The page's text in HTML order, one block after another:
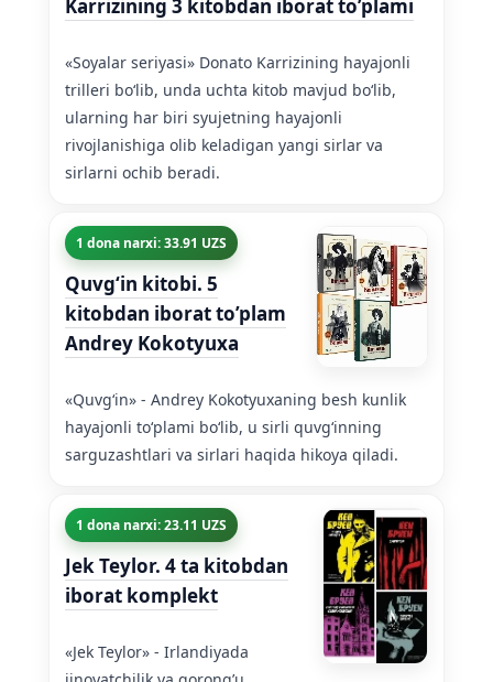
Karrizining 3 kitobdan iborat to’plami
«Soyalar seriyasi» Donato Karrizining hayajonli
trilleri boʻlib, unda uchta kitob mavjud boʻlib,
ularning har biri syujetning hayajonli
rivojlanishiga olib keladigan yangi sirlar va
sirlarni ochib beradi.
1 dona narxi: 33.91 UZS
Quvgʻin kitobi. 5
kitobdan iborat to’plam
Andrey Kokotyuxa
«Quvgʻin» - Andrey Kokotyuxaning besh kunlik
hayajonli toʻplami boʻlib, u sirli quvgʻinning
sarguzashtlari va sirlari haqida hikoya qiladi.
1 dona narxi: 23.11 UZS
Jek Teylor. 4 ta kitobdan
iborat komplekt
«Jek Teylor» - Irlandiyada